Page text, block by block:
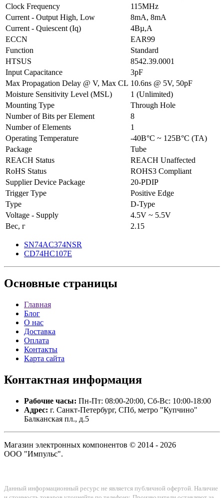
Clock Frequency
115MHz
Current - Output High, Low
8mA, 8mA
Current - Quiescent (Iq)
4Вµ,A
ECCN
EAR99
Function
Standard
HTSUS
8542.39.0001
Input Capacitance
3pF
Max Propagation Delay @ V, Max CL 10.6ns @ 5V, 50pF
Moisture Sensitivity Level (MSL)
1 (Unlimited)
Mounting Type
Through Hole
Number of Bits per Element
8
Number of Elements
1
Operating Temperature
-40В°C ~ 125В°C (TA)
Package
Tube
REACH Status
REACH Unaffected
RoHS Status
ROHS3 Compliant
Supplier Device Package
20-PDIP
Trigger Type
Positive Edge
Type
D-Type
Voltage - Supply
4.5V ~ 5.5V
Вес, г
2.15
SN74AC374NSR
CD74HC107E
Основные страницы
Главная
Блог
О нас
Доставка
Оплата
Контакты
Карта сайта
Контактная информация
Рабочие часы: Пн-Пт: 08:00-20:00, Сб-Вс: 10:00-18:00
Адрес: г. Санкт-Петербург, СПб, метро "Купчино"
Балканская пл., д.5
Магазин электронных компонентов © 2014 - 2026
ООО "Импульс".
Данный информационный ресурс не является публичной офертой. Наличие